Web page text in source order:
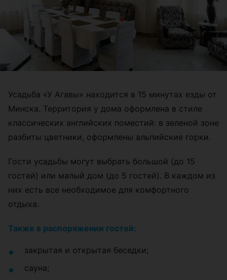
Усадьба «У Агавы» находится в 15 минутах езды от
Минска. Территория у дома оформлена в стиле
классических английских поместий: в зеленой зоне
разбиты цветники, оформлены альпийские горки.
Гости усадьбы могут выбрать большой (до 15
гостей) или малый дом (до 5 гостей). В каждом из
них есть все необходимое для комфортного
отдыха.
Также в распоряжении гостей:
закрытая и открытая беседки;
сауна;